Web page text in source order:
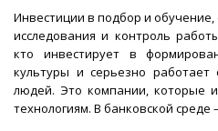
Инвестиции в подбор и
исследования и контроль
кто инвестирует в
культуры и серьезно
людей. Это компании, которые
технологиям. В банковской